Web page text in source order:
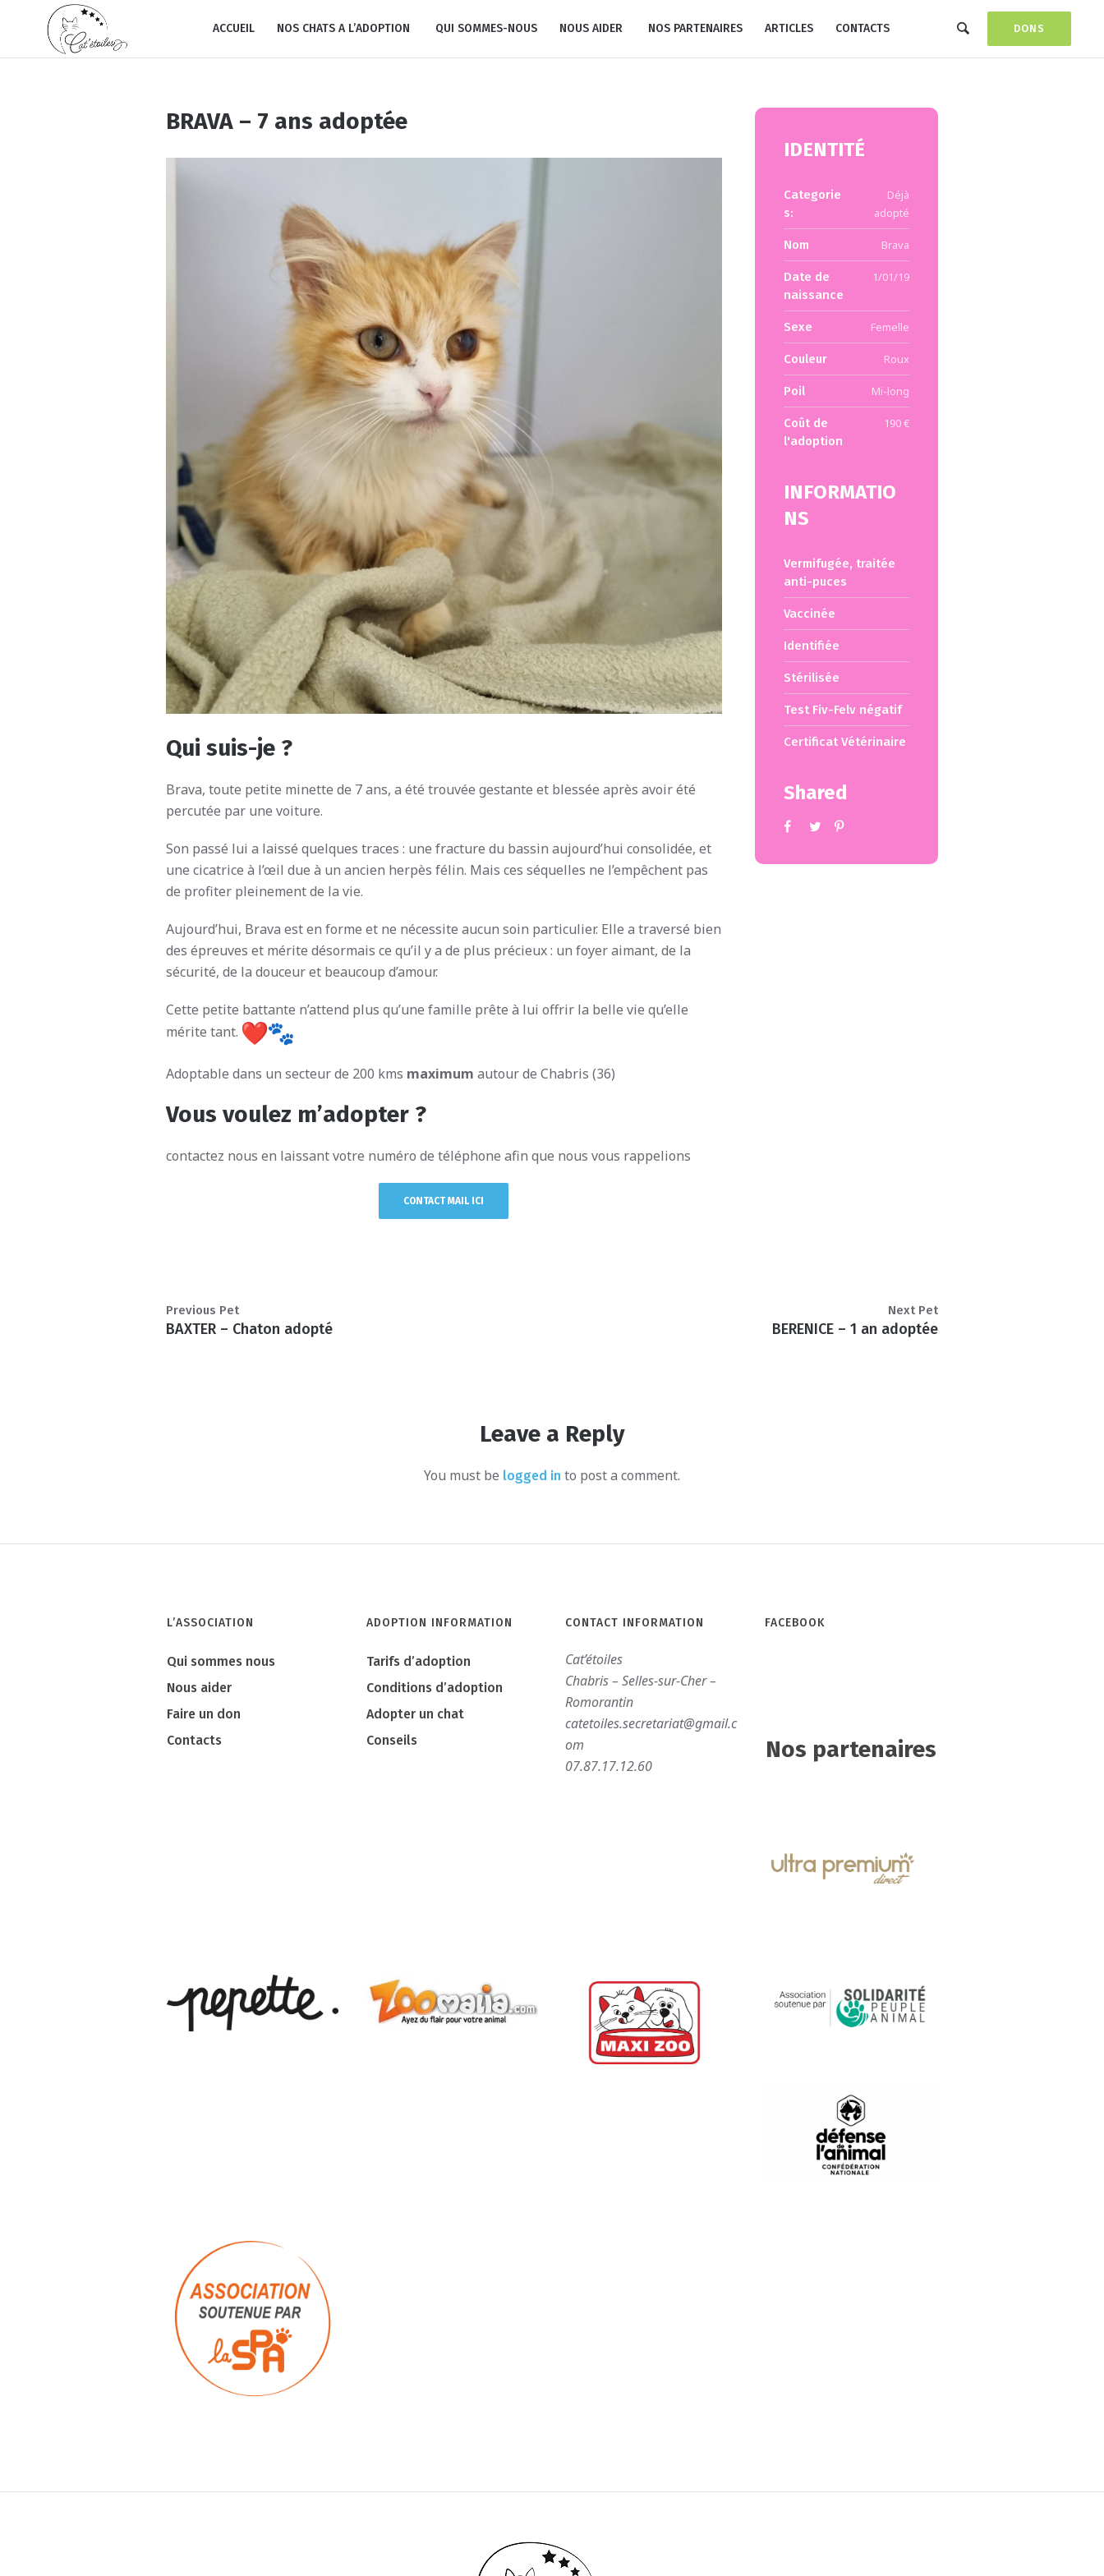
DONS
ACCUEIL NOS CHATS A L’ADOPTION QUI SOMMES-NOUS NOUS AIDER NOS PARTENAIRES ARTICLES CONTACTS
BRAVA – 7 ans adoptée
Qui suis-je ?
Brava, toute petite minette de 7 ans, a été trouvée gestante et blessée après avoir été
percutée par une voiture.
Son passé lui a laissé quelques traces : une fracture du bassin aujourd’hui consolidée, et
une cicatrice à l’œil due à un ancien herpès félin. Mais ces séquelles ne l’empêchent pas
de profiter pleinement de la vie.
Aujourd’hui, Brava est en forme et ne nécessite aucun soin particulier. Elle a traversé bien
des épreuves et mérite désormais ce qu’il y a de plus précieux : un foyer aimant, de la
sécurité, de la douceur et beaucoup d’amour.
Cette petite battante n’attend plus qu’une famille prête à lui offrir la belle vie qu’elle
mérite tant.
Adoptable dans un secteur de 200 kms maximum autour de Chabris (36)
Vous voulez m’adopter ?
contactez nous en laissant votre numéro de téléphone afin que nous vous rappelions
CONTACT MAIL ICI
IDENTITÉ
Categorie
s:
Déjà
adopté
Nom Brava
Date de
naissance
1/01/19
Sexe Femelle
Couleur Roux
Poil Mi-long
Coût de
l'adoption
190 €
INFORMATIO
NS
Vermifugée, traitée
anti-puces
Vaccinée
Identifiée
Stérilisée
Test Fiv-Felv négatif
Certificat Vétérinaire
Shared
BAXTER – Chaton adopté
Previous Pet
BERENICE – 1 an adoptée
Next Pet
Leave a Reply
You must be logged in to post a comment.
L’ASSOCIATION
Qui sommes nous
Nous aider
Faire un don
Contacts
ADOPTION INFORMATION
Tarifs d’adoption
Conditions d’adoption
Adopter un chat
Conseils
CONTACT INFORMATION
Cat’étoiles
Chabris – Selles-sur-Cher –
Romorantin
catetoiles.secretariat@gmail.c
om
07.87.17.12.60
FACEBOOK
Nos partenaires